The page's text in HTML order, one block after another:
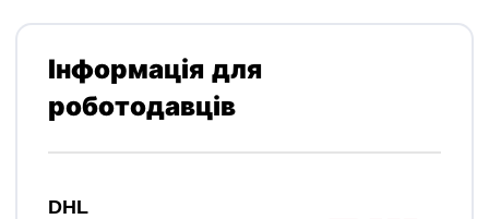
Інформація для
роботодавців
DHL